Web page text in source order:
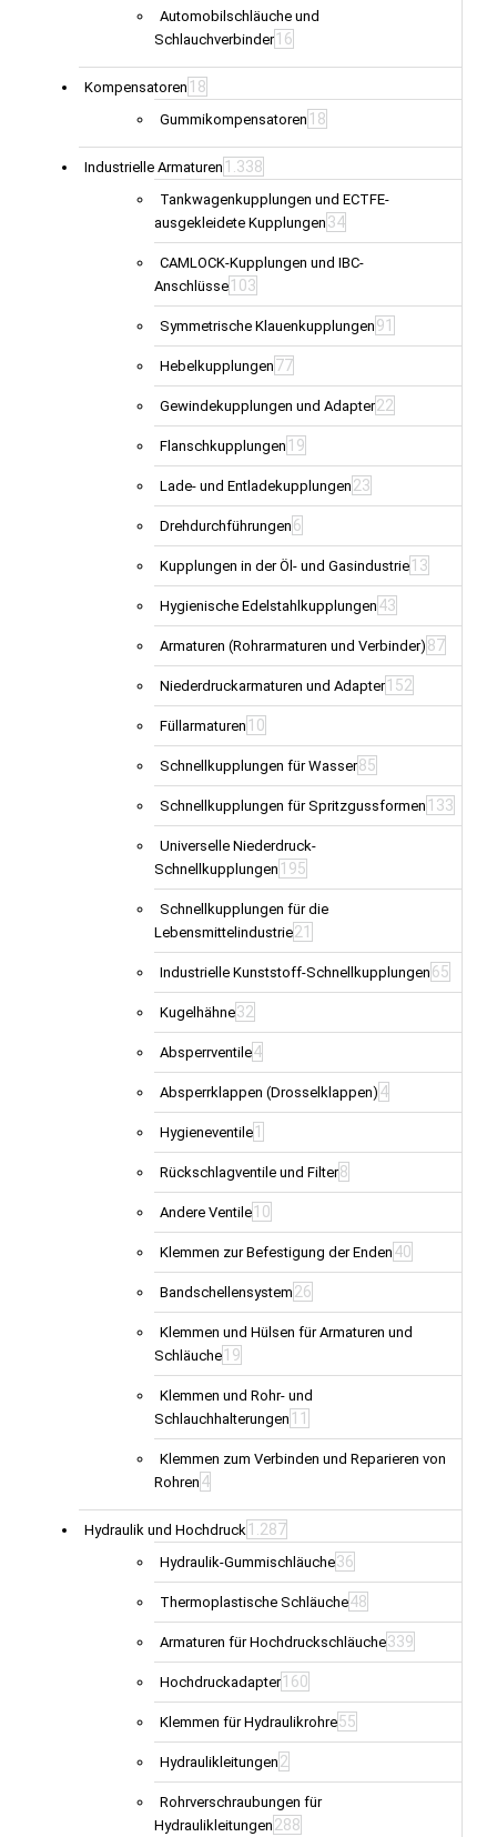
Automobilschläuche und
Schlauchverbinder 16
Kompensatoren 18
Gummikompensatoren 18
Industrielle Armaturen 1.338
Tankwagenkupplungen und ECTFE-
ausgekleidete Kupplungen 34
CAMLOCK-Kupplungen und IBC-
Anschlüsse 103
Symmetrische Klauenkupplungen 91
Hebelkupplungen 77
Gewindekupplungen und Adapter22
Flanschkupplungen 19
Lade- und Entladekupplungen 23
Drehdurchführungen 6
Kupplungen in der Öl- und Gasindustrie 13
Hygienische Edelstahlkupplungen 43
Armaturen (Rohrarmaturen und Verbinder) 87
Niederdruckarmaturen und Adapter 152
Füllarmaturen 10
Schnellkupplungen für Wasser85
Schnellkupplungen für Spritzgussformen 133
Universelle Niederdruck-
Schnellkupplungen 195
Schnellkupplungen für die
Lebensmittelindustrie21
Industrielle Kunststoff-Schnellkupplungen 65
Kugelhähne32
Absperrventile4
Absperrklappen (Drosselklappen) 4
Hygieneventile 1
Rückschlagventile und Filter8
Andere Ventile 10
Klemmen zur Befestigung der Enden 40
Bandschellensystem 26
Klemmen und Hülsen für Armaturen und
Schläuche 19
Klemmen und Rohr- und
Schlauchhalterungen 11
Klemmen zum Verbinden und Reparieren von
Rohren 4
Hydraulik und Hochdruck 1.287
Hydraulik-Gummischläuche36
Thermoplastische Schläuche48
Armaturen für Hochdruckschläuche339
Hochdruckadapter 160
Klemmen für Hydraulikrohre55
Hydraulikleitungen 2
Rohrverschraubungen für
Hydraulikleitungen 288